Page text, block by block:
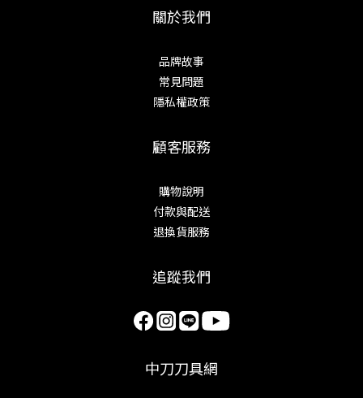
關於我們
品牌故事
常見問題
隱私權政策
顧客服務
購物說明
付款與配送
退換貨服務
追蹤我們
中刀刀具網